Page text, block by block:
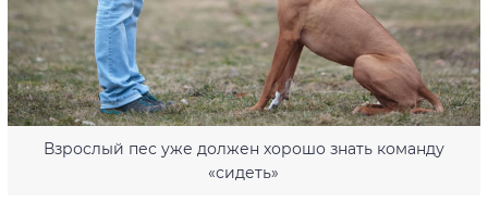
Взрослый пес уже должен хорошо знать команду
«сидеть»